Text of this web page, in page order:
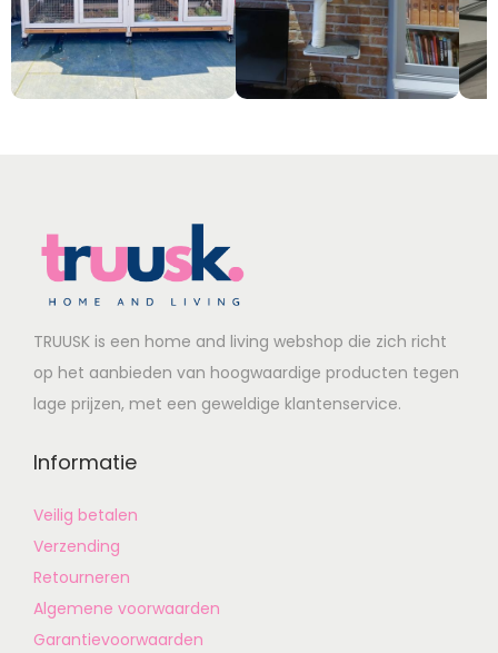
TRUUSK is een home and living webshop die zich richt
op het aanbieden van hoogwaardige producten tegen
lage prijzen, met een geweldige klantenservice.
Informatie
Veilig betalen
Verzending
Retourneren
Algemene voorwaarden
Garantievoorwaarden